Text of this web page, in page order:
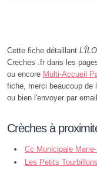
Cette fiche détaillant
Creches .fr dans les
ou encore Multi-Accueil
fiche, merci beaucoup
ou bien l'envoyer par
Crèches à
Cc Municipale
Dubreil-Jacotin - Paris
Les Petits